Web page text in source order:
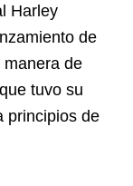
Harley
de
manera de
tuvo su
principios de